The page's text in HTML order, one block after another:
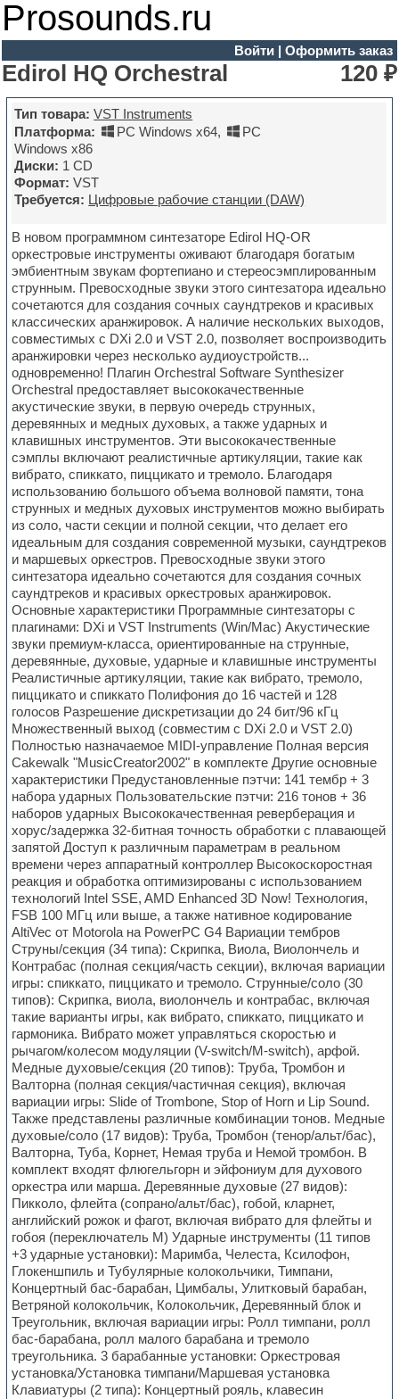
Prosounds.ru
Войти| Оформить заказ
Edirol HQ Orchestral 120 ₽
Тип товара: VST Instruments
Платформа:
PC Windows x64,
PC
Windows x86
Диски: 1 CD
Формат: VST
Требуется: Цифровые рабочие станции (DAW)
В новом программном синтезаторе Edirol HQ-OR
оркестровые инструменты оживают благодаря богатым
эмбиентным звукам фортепиано и стереосэмплированным
струнным. Превосходные звуки этого синтезатора идеально
сочетаются для создания сочных саундтреков и красивых
классических аранжировок. А наличие нескольких выходов,
совместимых с DXi 2.0 и VST 2.0, позволяет воспроизводить
аранжировки через несколько аудиоустройств...
одновременно! Плагин Orchestral Software Synthesizer
Orchestral предоставляет высококачественные
акустические звуки, в первую очередь струнных,
деревянных и медных духовых, а также ударных и
клавишных инструментов. Эти высококачественные
сэмплы включают реалистичные артикуляции, такие как
вибрато, спиккато, пиццикато и тремоло. Благодаря
использованию большого объема волновой памяти, тона
струнных и медных духовых инструментов можно выбирать
из соло, части секции и полной секции, что делает его
идеальным для создания современной музыки, саундтреков
и маршевых оркестров. Превосходные звуки этого
синтезатора идеально сочетаются для создания сочных
саундтреков и красивых оркестровых аранжировок.
Основные характеристики Программные синтезаторы с
плагинами: DXi и VST Instruments (Win/Mac) Акустические
звуки премиум-класса, ориентированные на струнные,
деревянные, духовые, ударные и клавишные инструменты
Реалистичные артикуляции, такие как вибрато, тремоло,
пиццикато и спиккато Полифония до 16 частей и 128
голосов Разрешение дискретизации до 24 бит/96 кГц
Множественный выход (совместим с DXi 2.0 и VST 2.0)
Полностью назначаемое MIDI-управление Полная версия
Cakewalk "MusicCreator2002" в комплекте Другие основные
характеристики Предустановленные пэтчи: 141 тембр + 3
набора ударных Пользовательские пэтчи: 216 тонов + 36
наборов ударных Высококачественная реверберация и
хорус/задержка 32-битная точность обработки с плавающей
запятой Доступ к различным параметрам в реальном
времени через аппаратный контроллер Высокоскоростная
реакция и обработка оптимизированы с использованием
технологий Intel SSE, AMD Enhanced 3D Now! Технология,
FSB 100 МГц или выше, а также нативное кодирование
AltiVec от Motorola на PowerPC G4 Вариации тембров
Струны/секция (34 типа): Скрипка, Виола, Виолончель и
Контрабас (полная секция/часть секции), включая вариации
игры: спиккато, пиццикато и тремоло. Струнные/соло (30
типов): Скрипка, виола, виолончель и контрабас, включая
такие варианты игры, как вибрато, спиккато, пиццикато и
гармоника. Вибрато может управляться скоростью и
рычагом/колесом модуляции (V-switch/M-switch), арфой.
Медные духовые/секция (20 типов): Труба, Тромбон и
Валторна (полная секция/частичная секция), включая
вариации игры: Slide of Trombone, Stop of Horn и Lip Sound.
Также представлены различные комбинации тонов. Медные
духовые/соло (17 видов): Труба, Тромбон (тенор/альт/бас),
Валторна, Туба, Корнет, Немая труба и Немой тромбон. В
комплект входят флюгельгорн и эйфониум для духового
оркестра или марша. Деревянные духовые (27 видов):
Пикколо, флейта (сопрано/альт/бас), гобой, кларнет,
английский рожок и фагот, включая вибрато для флейты и
гобоя (переключатель M) Ударные инструменты (11 типов
+3 ударные установки): Маримба, Челеста, Ксилофон,
Глокеншпиль и Тубулярные колокольчики, Тимпани,
Концертный бас-барабан, Цимбалы, Улитковый барабан,
Ветряной колокольчик, Колокольчик, Деревянный блок и
Треугольник, включая вариации игры: Ролл тимпани, ролл
бас-барабана, ролл малого барабана и тремоло
треугольника. 3 барабанные установки: Оркестровая
установка/Установка тимпани/Маршевая установка
Клавиатуры (2 типа): Концертный рояль, клавесин